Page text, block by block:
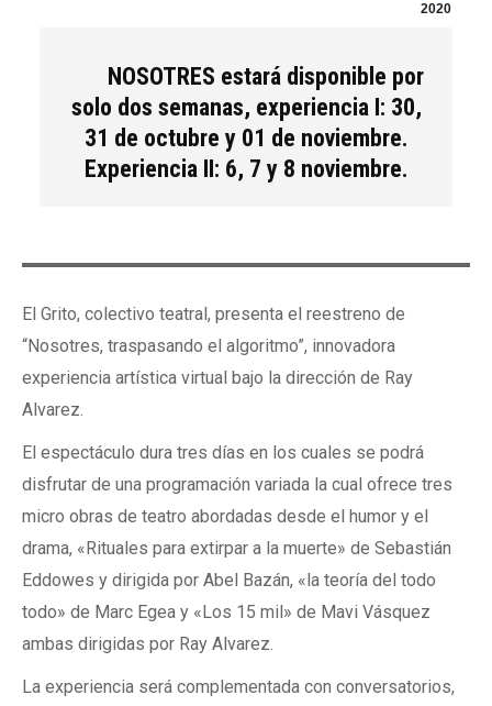
2020
NOSOTRES estará disponible por
solo dos semanas, experiencia I: 30,
31 de octubre y 01 de noviembre.
Experiencia II: 6, 7 y 8 noviembre.
El Grito, colectivo teatral, presenta el reestreno de
“Nosotres, traspasando el algoritmo”, innovadora
experiencia artística virtual bajo la dirección de Ray
Alvarez.
El espectáculo dura tres días en los cuales se podrá
disfrutar de una programación variada la cual ofrece tres
micro obras de teatro abordadas desde el humor y el
drama, «Rituales para extirpar a la muerte» de Sebastián
Eddowes y dirigida por Abel Bazán, «la teoría del todo
todo» de Marc Egea y «Los 15 mil» de Mavi Vásquez
ambas dirigidas por Ray Alvarez.
La experiencia será complementada con conversatorios,